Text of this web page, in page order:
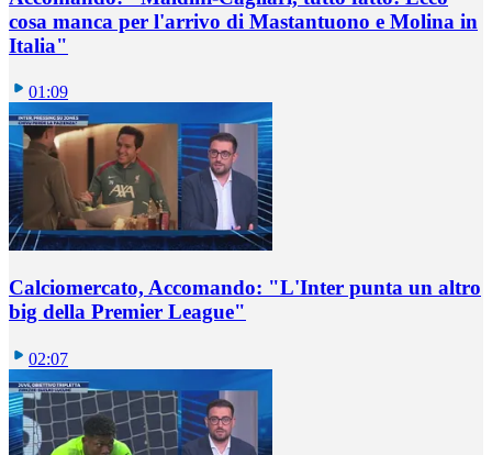
cosa manca per l'arrivo di Mastantuono e Molina in
Italia"
01:09
Calciomercato, Accomando: "L'Inter punta un altro
big della Premier League"
02:07